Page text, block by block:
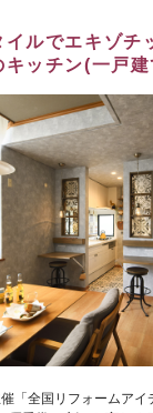
イルでエキゾチ
キッチン(一戸建
「全国リフォームアイ